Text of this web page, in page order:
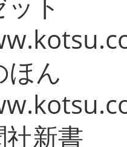
ほん
新書